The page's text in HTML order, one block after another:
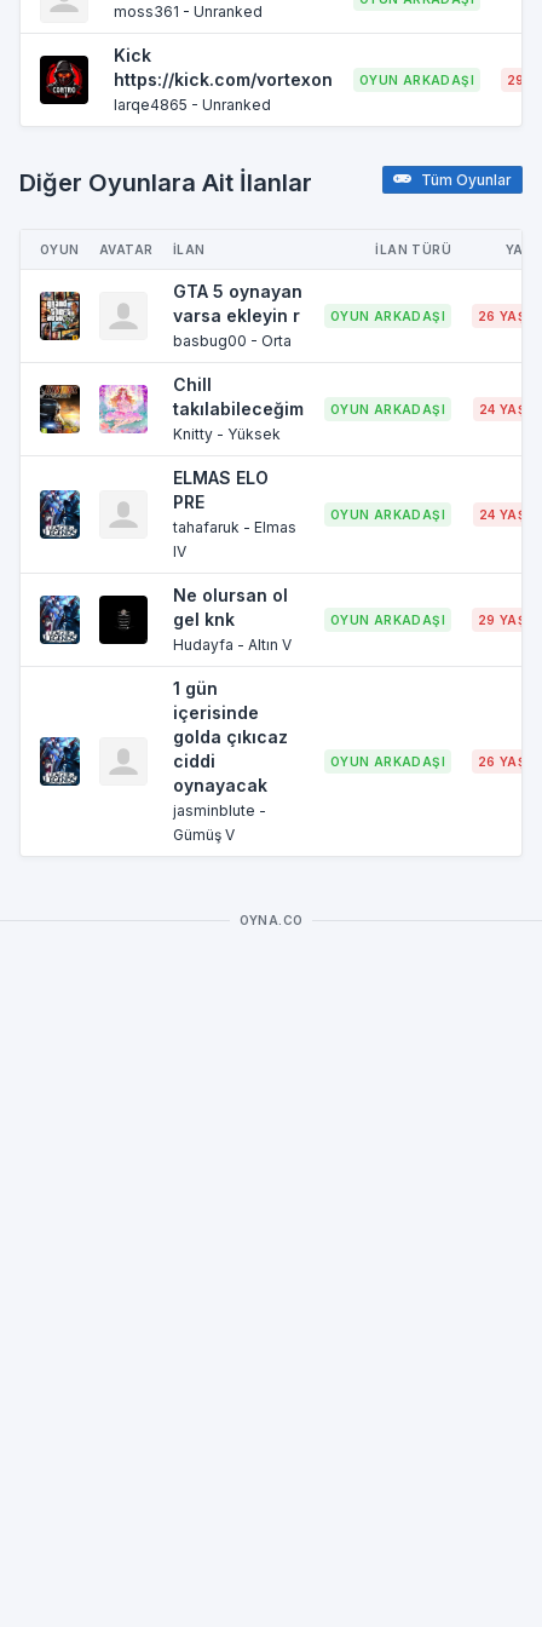
moss361 - Unranked
Kick
https://kick.com/vortexon
larqe4865 - Unranked
OYUN ARKADAŞI 29
Diğer Oyunlara Ait İlanlar Tüm Oyunlar
OYUN AVATAR İLAN İLAN TÜRÜ YAŞ
GTA 5 oynayan
varsa ekleyin r
basbug00 - Orta
OYUN ARKADAŞI 26 YAŞ
Chill
takılabileceğim
Knitty - Yüksek
OYUN ARKADAŞI 24 YAŞ
ELMAS ELO
PRE
tahafaruk - Elmas
IV
OYUN ARKADAŞI 24 YAŞ
Ne olursan ol
gel knk
Hudayfa - Altın V
OYUN ARKADAŞI 29 YAŞ
1 gün
içerisinde
golda çıkıcaz
ciddi
oynayacak
jasminblute -
Gümüş V
OYUN ARKADAŞI 26 YAŞ
OYNA.CO